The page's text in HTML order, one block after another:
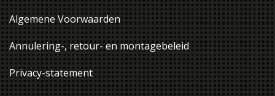
Algemene Voorwaarden
Annulering-, retour- en montagebeleid
Privacy-statement